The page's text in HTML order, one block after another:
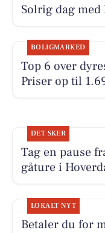
Solrig dag
BOLIGMARKED
Top 6 over
Priser op til
DET SKER
Tag en pause
gåture i
LOKALT NYT
Betaler du for